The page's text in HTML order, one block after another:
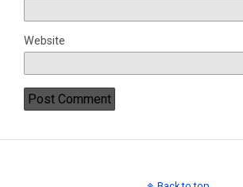
Website